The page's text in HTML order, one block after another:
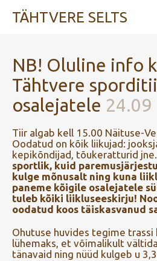
TÄHTVERE SELTS
NB! Oluline info
Tähtvere
osalejatele 24.09
Tiir algab kell 15.00 Näituse-
Oodatud on kõik liikujad:
kepikõndijad, tõukeratturid jne.
sportlik, kuid
kulge mõnusalt ning kuna
paneme kõigile osalejatele
tuleb kõiki liikluseeskirju!
oodatud koos täiskasvanud
Ohutuse huvides tegime trassi
lühemaks, et võimalikult
tänavaid ning nüüd kulgeb u